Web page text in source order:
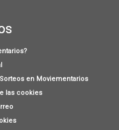
en Moviementarios
las cookies